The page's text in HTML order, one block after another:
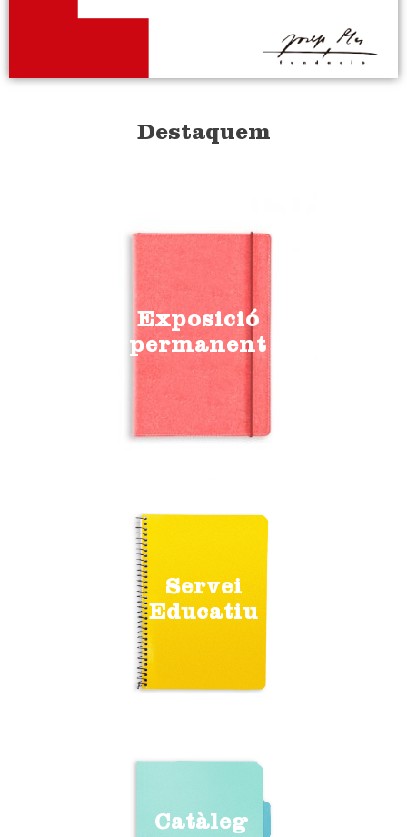
Destaquem
Exposició
permanent
Servei
Educatiu
Catàleg